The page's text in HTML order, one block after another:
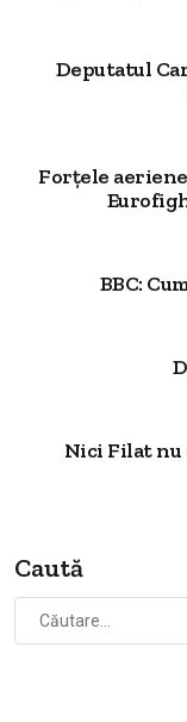
Deputatul
Forțele
BBC:
Nici Filat nu
Caută
Caută
după: